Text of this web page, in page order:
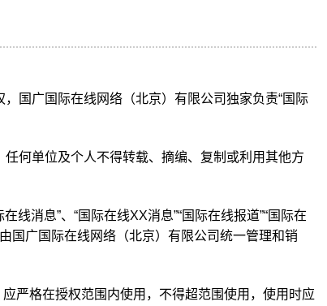
国广国际在线网络（北京）有限公司独家负责“国际
何单位及个人不得转载、摘编、复制或利用其他方
线消息”、“国际在线XX消息”“国际在线报道”“国际在
国广国际在线网络（北京）有限公司统一管理和销
严格在授权范围内使用，不得超范围使用，使用时应